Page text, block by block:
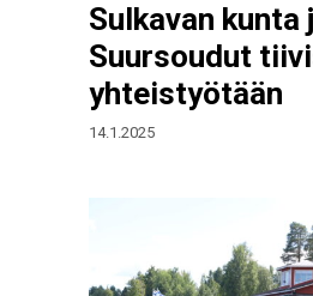
Sulkavan kunta
Suursoudut
yhteistyötään
14.1.2025